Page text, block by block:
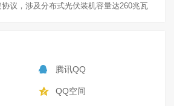
议，涉及分布式光伏装机容量达260兆瓦
腾讯QQ
QQ空间